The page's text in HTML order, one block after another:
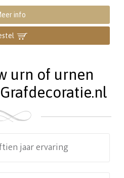
info
urn of urnen
jaar ervaring